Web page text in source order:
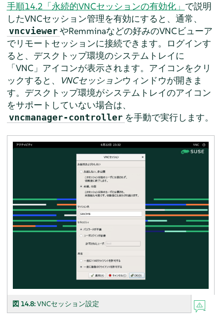
手順14.2「永続的VNCセッションの有効化」 で説明
したVNCセッション管理を有効にすると、通常、
vncviewer やRemminaなどの好みのVNCビューア
でリモートセッションに接続できます。ログインす
ると、デスクトップ環境のシステムトレイに
「VNC 」 アイコンが表示されます。アイコンをクリ
ックすると、
VNCセッションウィンドウが開きま
す。デスクトップ環境がシステムトレイのアイコン
をサポートしていない場合は、
vncmanager-controller を手動で実行します。
図 14.8:VNCセッション設定